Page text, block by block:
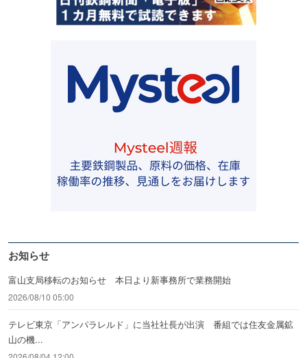
お知らせ
富山支局移転のお知らせ 本日より新事務所で業務開始
2026/08/10 05:00
テレビ東京「アンパラレルド」に当社社長が出演 番組では住友金属鉱
山の機...